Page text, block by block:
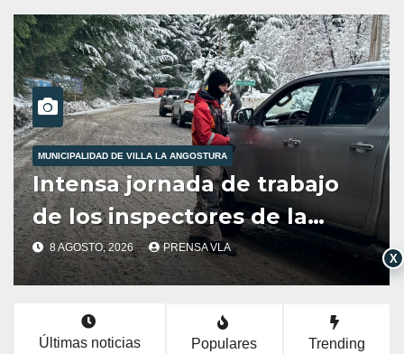
MUNICIPALIDAD DE VILLA LA ANGOSTURA
Reporte de la Secretaria de
Servicios Públicos
Municipalidad de Villa la
Angostura dia 8/8/26
-12:00HS
8 AGOSTO, 2026 PRENSA VLA
Últimas noticias Populares Trending
X